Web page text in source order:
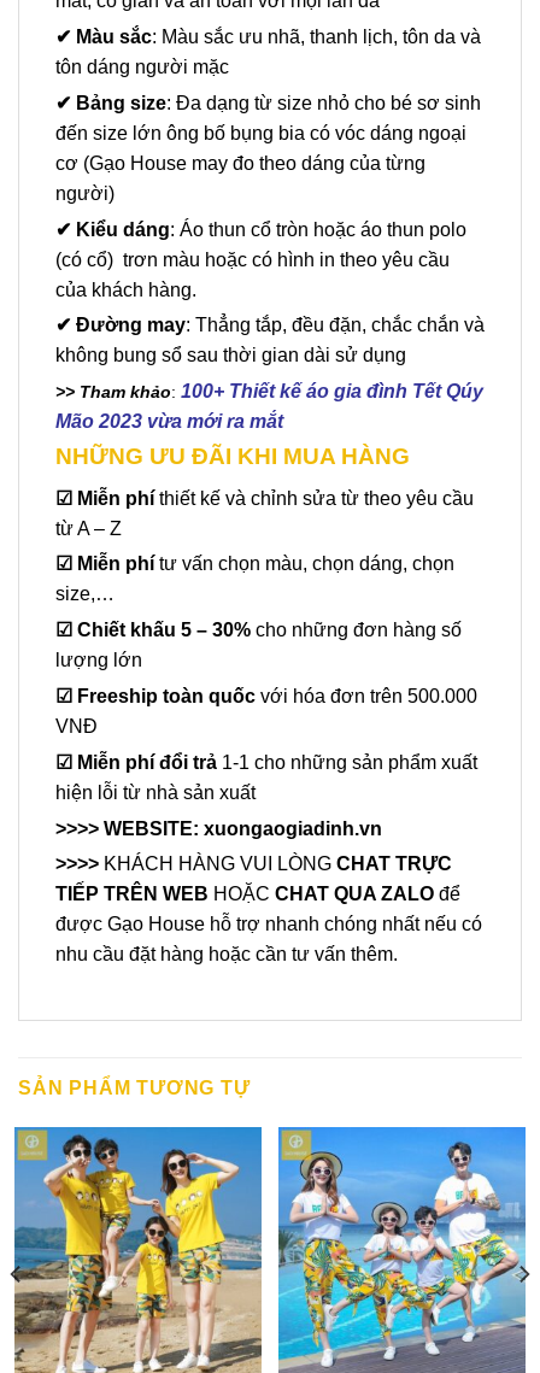
✔ Màu sắc: Màu sắc ưu nhã, thanh lịch, tôn da và
tôn dáng người mặc
✔ Bảng size: Đa dạng từ size nhỏ cho bé sơ sinh
đến size lớn ông bố bụng bia có vóc dáng ngoại
cơ (Gạo House may đo theo dáng của từng
người)
✔ Kiểu dáng: Áo thun cổ tròn hoặc áo thun polo
(có cổ) trơn màu hoặc có hình in theo yêu cầu
của khách hàng.
✔ Đường may: Thẳng tắp, đều đặn, chắc chắn và
không bung sổ sau thời gian dài sử dụng
>> Tham khảo: 100+ Thiết kế áo gia đình Tết Qúy
Mão 2023 vừa mới ra mắt
NHỮNG ƯU ĐÃI KHI MUA HÀNG
☑ Miễn phí thiết kế và chỉnh sửa từ theo yêu cầu
từ A – Z
☑ Miễn phí tư vấn chọn màu, chọn dáng, chọn
size,…
☑ Chiết khấu 5 – 30% cho những đơn hàng số
lượng lớn
☑ Freeship toàn quốc với hóa đơn trên 500.000
VNĐ
☑ Miễn phí đổi trả 1-1 cho những sản phẩm xuất
hiện lỗi từ nhà sản xuất
>>>> WEBSITE: xuongaogiadinh.vn
>>>> KHÁCH HÀNG VUI LÒNG CHAT TRỰC
TIẾP TRÊN WEB HOẶC CHAT QUA ZALO để
được Gạo House hỗ trợ nhanh chóng nhất nếu có
nhu cầu đặt hàng hoặc cần tư vấn thêm.
SẢN PHẨM TƯƠNG TỰ